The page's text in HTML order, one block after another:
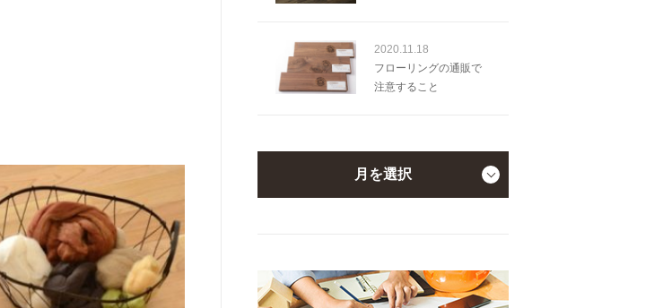
2020.11.18
フローリングの通販で
注意すること
月を選択